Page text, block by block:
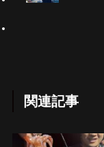
関連記事